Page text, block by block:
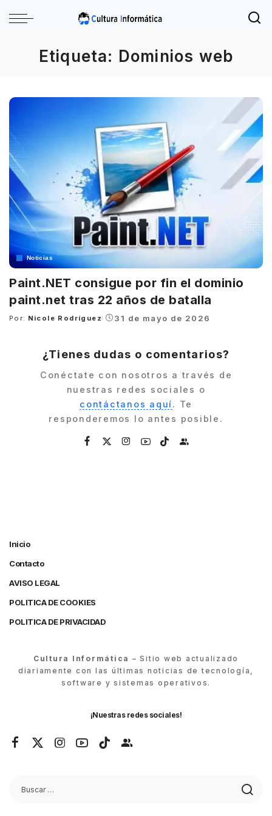
Etiqueta: Dominios web
Noticias
Paint.NET consigue por fin el dominio
paint.net tras 22 años de batalla
Posted
Por: Nicole Rodríguez 31 de mayo de 2026
¿Tienes dudas o comentarios?
Conéctate con nosotros a través de
nuestras redes sociales o
contáctanos aquí. Te
responderemos lo antes posible.
Inicio
Contacto
AVISO LEGAL
POLITICA DE COOKIES
POLITICA DE PRIVACIDAD
Cultura Informática – Sitio web actualizado
diariamente con las últimas noticias de tecnología,
software y sistemas operativos.
¡Nuestras redes sociales!